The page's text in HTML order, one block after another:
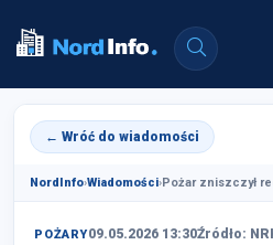
← Wróć do wiadomości
NordInfo›Wiadomości›Pożar zniszczył
POŻARY09.05.2026 13:30Źródło: